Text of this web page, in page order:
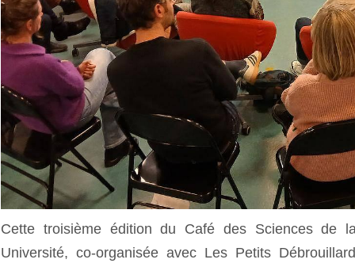
Cette troisième édition du Café des Sciences de
Université, co-organisée avec Les Petits